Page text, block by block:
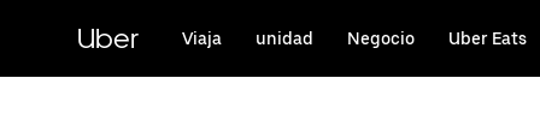
contenido
principal
Uber Viaja unidad Negocio Uber Eats